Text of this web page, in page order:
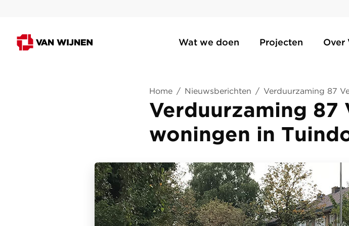
Wat we doen Projecten Over
Home / Nieuwsberichten / Verduurzaming 87
Verduurzaming 87
woningen in